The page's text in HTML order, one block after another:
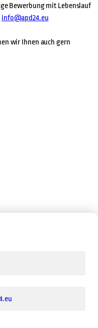
Bewerbung mit Lebenslauf
info@apd24.eu
wir Ihnen auch gern